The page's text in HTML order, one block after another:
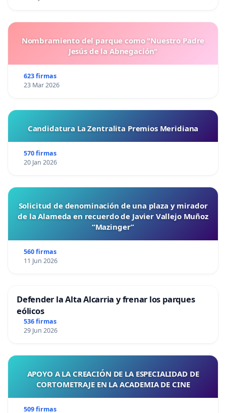
Nombramiento del parque como "Nuestro Padre
Jesús de la Abnegación"
623 firmas
23 Mar 2026
Candidatura La Zentralita Premios Meridiana
570 firmas
20 Jan 2026
Solicitud de denominación de una plaza y mirador
de la Alameda en recuerdo de Javier Vallejo Muñoz
“Mazinger”
560 firmas
11 Jun 2026
Defender la Alta Alcarria y frenar los parques
eólicos
536 firmas
29 Jun 2026
APOYO A LA CREACIÓN DE LA ESPECIALIDAD DE
CORTOMETRAJE EN LA ACADEMIA DE CINE
509 firmas